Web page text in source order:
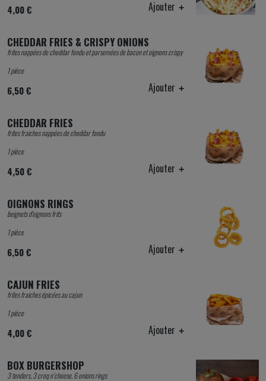
4,00 € Ajouter
CHEDDAR FRIES & CRISPY ONIONS
frites nappées de cheddar fondu et parsemées de bacon et oignons crispy
1 pièce
6,50 € Ajouter
CHEDDAR FRIES
frites fraiches nappées de cheddar fondu
1 pièce
4,50 € Ajouter
OIGNONS RINGS
beignets d'oignons frits
1 pièce
6,50 € Ajouter
CAJUN FRIES
frites fraiches épicées au cajun
1 pièce
4,00 € Ajouter
BOX BURGERSHOP
3 tenders, 3 croq n’cheese, 6 onions rings